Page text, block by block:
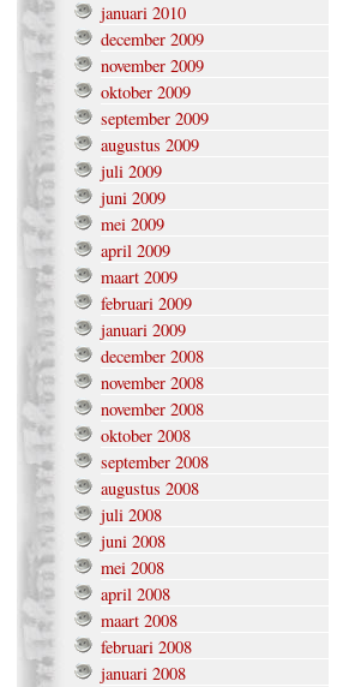
januari 2010
december 2009
november 2009
oktober 2009
september 2009
augustus 2009
juli 2009
juni 2009
mei 2009
april 2009
maart 2009
februari 2009
januari 2009
december 2008
november 2008
november 2008
oktober 2008
september 2008
augustus 2008
juli 2008
juni 2008
mei 2008
april 2008
maart 2008
februari 2008
januari 2008